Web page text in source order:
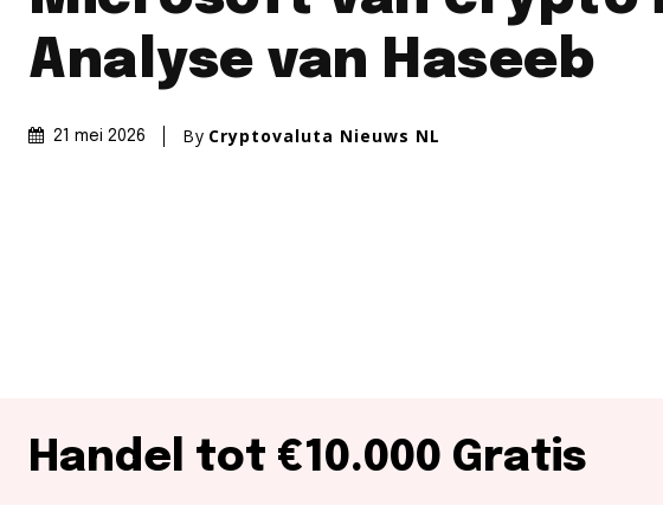
Analyse van Haseeb
21 mei 2026 By Cryptovaluta Nieuws NL
Handel tot €10.000 Gratis